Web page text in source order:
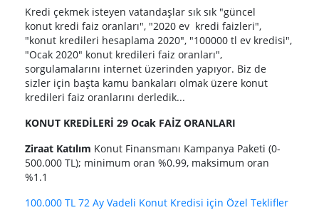
Kredi çekmek isteyen vatandaşlar sık sık "güncel
konut kredi faiz oranları", "2020 ev kredi faizleri",
"konut kredileri hesaplama 2020", "100000 tl ev kredisi",
"Ocak 2020" konut kredileri faiz oranları",
sorgulamalarını internet üzerinden yapıyor. Biz de
sizler için başta kamu bankaları olmak üzere konut
kredileri faiz oranlarını derledik...
KONUT KREDİLERİ 29 Ocak FAİZ ORANLARI
Ziraat Katılım Konut Finansmanı Kampanya Paketi (0-
500.000 TL); minimum oran %0.99, maksimum oran
%1.1
100.000 TL 72 Ay Vadeli Konut Kredisi için Özel Teklifler